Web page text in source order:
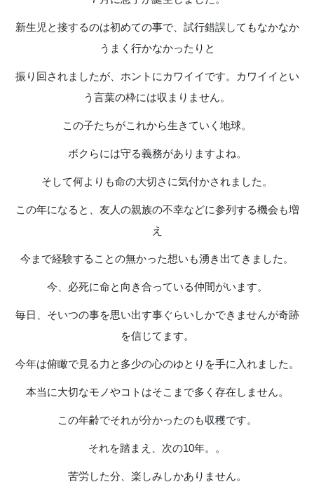
新生児と接するのは初めての事で、試行錯誤してもなかなか
うまく行かなかったりと
振り回されましたが、ホントにカワイイです。カワイイとい
う言葉の枠には収まりません。
この子たちがこれから生きていく地球。
ボクらには守る義務がありますよね。
そして何よりも命の大切さに気付かされました。
この年になると、友人の親族の不幸などに参列する機会も増
え
今まで経験することの無かった想いも湧き出てきました。
今、必死に命と向き合っている仲間がいます。
毎日、そいつの事を思い出す事ぐらいしかできませんが奇跡
を信じてます。
今年は俯瞰で見る力と多少の心のゆとりを手に入れました。
本当に大切なモノやコトはそこまで多く存在しません。
この年齢でそれが分かったのも収穫です。
それを踏まえ、次の10年。。
苦労した分、楽しみしかありません。